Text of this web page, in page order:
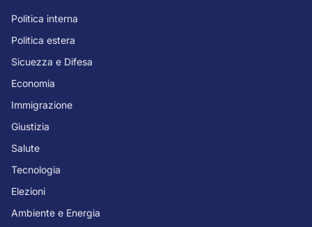
Politica interna
Politica estera
Sicuezza e Difesa
Economia
Immigrazione
Giustizia
Salute
Tecnologia
Elezioni
Ambiente e Energia